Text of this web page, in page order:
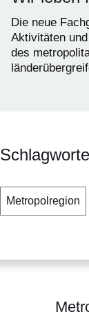
Die neue
Aktivitäten
des
Metropolregion